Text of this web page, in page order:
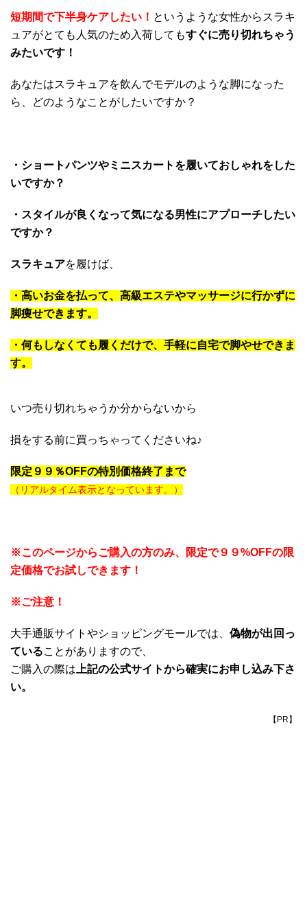
短期間で下半身ケアしたい！ というような女性からスラキ
ュアがとても人気のため入荷してもすぐに売り切れちゃう
みたいです！
あなたはスラキュアを飲んでモデルのような脚になった
ら、どのようなことがしたいですか？
・ショートパンツやミニスカートを履いておしゃれをした
いですか？
・スタイルが良くなって気になる男性にアプローチしたい
ですか？
スラキュアを履けば、
・高いお金を払って、高級エステやマッサージに行かずに
脚痩せできます。
・何もしなくても履くだけで、手軽に自宅で脚やせできま
す。
いつ売り切れちゃうか分からないから
損をする前に買っちゃってくださいね♪
限定９９％OFFの特別価格終了まで残り少しお早めに
（リアルタイム表示となっています。）
※このページからご購入の方のみ、限定で９９%OFFの限
定価格でお試しできます！
※ご注意！
大手通販サイトやショッピングモールでは、 偽物が出回っ
ていることがありますので、
ご購入の際は 上記の公式サイトから確実にお申し込み下さ
い。
【PR】